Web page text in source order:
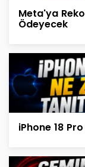
Meta'ya
Ödeyecek
iPhone 18